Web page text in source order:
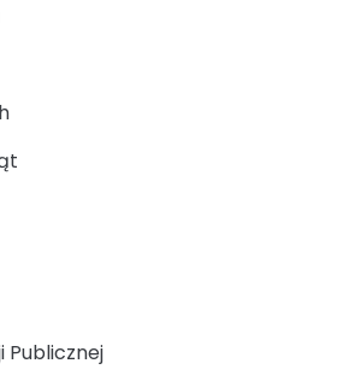
Publicznej